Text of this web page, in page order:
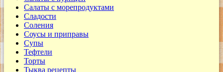
Салаты с морепродуктами
Сладости
Соления
Соусы и приправы
Супы
Тефтели
Торты
Тыква рецепты